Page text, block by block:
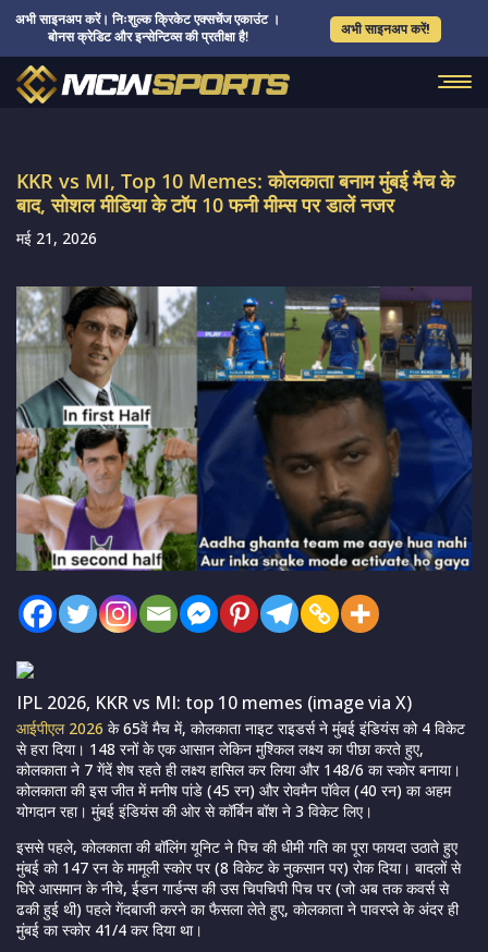
अभी साइनअप करें। निःशुल्क क्रिकेट एक्सचेंज एकाउंट ।
बोनस क्रेडिट और इन्सेन्टिव्स की प्रतीक्षा है!
अभी साइनअप करें!
KKR vs MI, Top 10 Memes: कोलकाता बनाम मुंबई मैच के
बाद, सोशल मीडिया के टाॅप 10 फनी मीम्स पर डालें नजर
मई 21, 2026
IPL 2026, KKR vs MI: top 10 memes (image via X)
आईपीएल 2026 के 65वें मैच में, कोलकाता नाइट राइडर्स ने मुंबई इंडियंस को 4 विकेट
से हरा दिया। 148 रनों के एक आसान लेकिन मुश्किल लक्ष्य का पीछा करते हुए,
कोलकाता ने 7 गेंदें शेष रहते ही लक्ष्य हासिल कर लिया और 148/6 का स्कोर बनाया।
कोलकाता की इस जीत में मनीष पांडे (45 रन) और रोवमैन पॉवेल (40 रन) का अहम
योगदान रहा। मुंबई इंडियंस की ओर से कॉर्बिन बॉश ने 3 विकेट लिए।
इससे पहले, कोलकाता की बॉलिंग यूनिट ने पिच की धीमी गति का पूरा फायदा उठाते हुए
मुंबई को 147 रन के मामूली स्कोर पर (8 विकेट के नुकसान पर) रोक दिया। बादलों से
घिरे आसमान के नीचे, ईडन गार्डन्स की उस चिपचिपी पिच पर (जो अब तक कवर्स से
ढकी हुई थी) पहले गेंदबाजी करने का फैसला लेते हुए, कोलकाता ने पावरप्ले के अंदर ही
मुंबई का स्कोर 41/4 कर दिया था।